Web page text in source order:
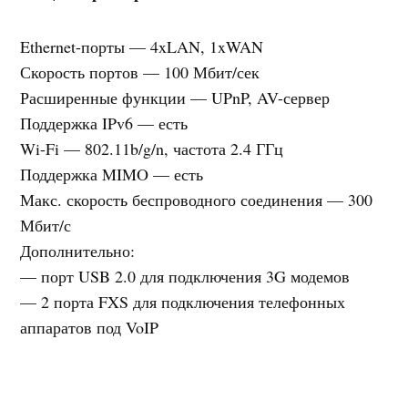
Ethernet-порты — 4xLAN, 1xWAN
Скорость портов — 100 Мбит/сек
Расширенные функции — UPnP, AV-сервер
Поддержка IPv6 — есть
Wi-Fi — 802.11b/g/n, частота 2.4 ГГц
Поддержка MIMO — есть
Макс. скорость беспроводного соединения — 300
Мбит/с
Дополнительно:
— порт USB 2.0 для подключения 3G модемов
— 2 порта FXS для подключения телефонных
аппаратов под VoIP